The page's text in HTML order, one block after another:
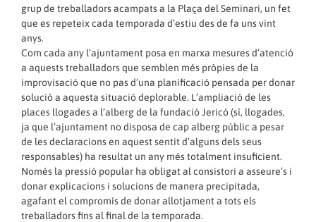
grup de treballadors acampats a la Plaça del Seminari, un fet
que es repeteix cada temporada d’estiu des de fa uns vint
anys.
Com cada any l’ajuntament posa en marxa mesures d’atenció
a aquests treballadors que semblen més pròpies de la
improvisació que no pas d’una planificació pensada per donar
solució a aquesta situació deplorable. L’ampliació de les
places llogades a l’alberg de la fundació Jericó (sí, llogades,
ja que l’ajuntament no disposa de cap alberg públic a pesar
de les declaracions en aquest sentit d’alguns dels seus
responsables) ha resultat un any més totalment insuficient.
Només la pressió popular ha obligat al consistori a asseure’s i
donar explicacions i solucions de manera precipitada,
agafant el compromís de donar allotjament a tots els
treballadors fins al final de la temporada.